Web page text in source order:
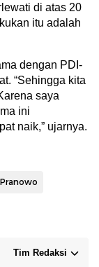
di atas 20
itu adalah
dengan PDI-
“Sehingga kita
saya
ini
naik,” ujarnya.
Tim Redaksi